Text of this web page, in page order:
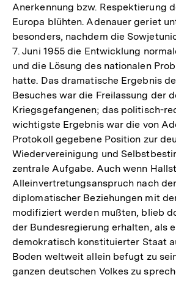
Anerkennung bzw. Respektierung
Europa blühten. Adenauer geriet
besonders, nachdem die
7. Juni 1955 die Entwicklung
und die Lösung des nationalen
hatte. Das dramatische Ergebnis
Besuches war die Freilassung der
Kriegsgefangenen; das politisch-
wichtigste Ergebnis war die von
Protokoll gegebene Position zur
Wiedervereinigung und
zentrale Aufgabe. Auch wenn
Alleinvertretungsanspruch nach
diplomatischer Beziehungen mit
modifiziert werden mußten, blieb
der Bundesregierung erhalten, als
demokratisch konstituierter Staat
Boden weltweit allein befugt zu
ganzen deutschen Volkes zu